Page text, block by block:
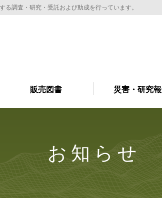
調査・研究・受託および助成を行っています。
販売図書 災害・研究
お知らせ